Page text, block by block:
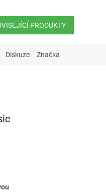
PRODUKTY
Diskuze Značka